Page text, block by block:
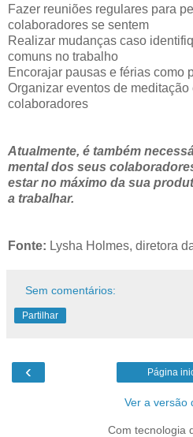
Fazer reuniões regulares para
colaboradores se sentem
Realizar mudanças caso
comuns no trabalho
Encorajar pausas e férias como
Organizar eventos de
colaboradores
Atualmente, é também
mental dos seus
estar no máximo da sua
a trabalhar.
Fonte: Lysha Holmes, diretora
Sem comentários:
Partilhar
‹ Página
Ver a versão
Com tecnologia